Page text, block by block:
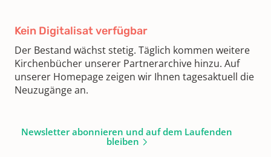
Kein Digitalisat verfügbar
Der Bestand wächst stetig. Täglich kommen weitere
Kirchenbücher unserer Partnerarchive hinzu. Auf
unserer Homepage zeigen wir Ihnen tagesaktuell die
Neuzugänge an.
Newsletter abonnieren und auf dem Laufenden
bleiben